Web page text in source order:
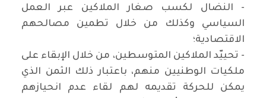
- النضال لكسب صغار الملاكين عبر العمل
السياسي وكذلك من خلال تطمين مصالحهم
الاقتصادية؛
- تحييّد الملاكين المتوسطين، من خلال الإبقاء على
ملكيات الوطنيين منهم، باعتبار ذلك الثمن الذي
يمكن للحركة تقديمه لهم لقاء عدم انحيازهم